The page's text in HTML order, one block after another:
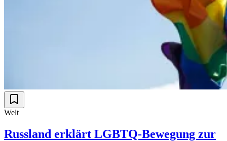
Welt
Russland erklärt LGBTQ-Bewegung zur